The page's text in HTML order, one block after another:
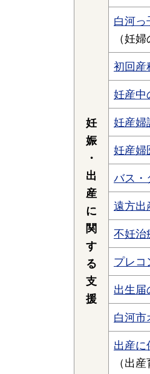
妊
娠
・
出
産
に
関
す
る
支
援
白河っ
（妊
初回産
妊産中
妊産婦
妊産婦
バス・
遠方出
不妊治
プレコ
出生届
白河市
出産に
（出